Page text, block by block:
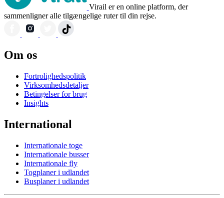
Virail er en online platform, der
sammenligner alle tilgængelige ruter til din rejse.
Om os
Fortrolighedspolitik
Virksomhedsdetaljer
Betingelser for brug
Insights
International
Internationale toge
Internationale busser
Internationale fly
Togplaner i udlandet
Busplaner i udlandet